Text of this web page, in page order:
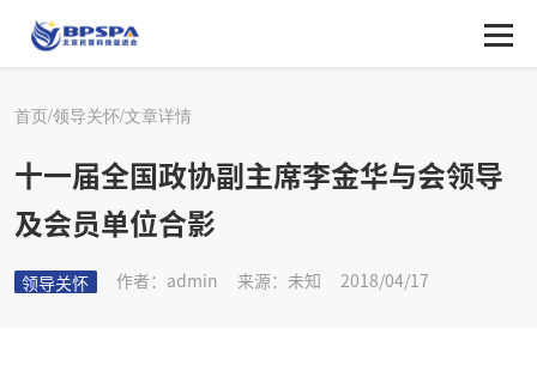
首页/领导关怀/文章详情
十一届全国政协副主席李金华与会领导
及会员单位合影
领导关怀 作者：admin 来源：未知 2018/04/17